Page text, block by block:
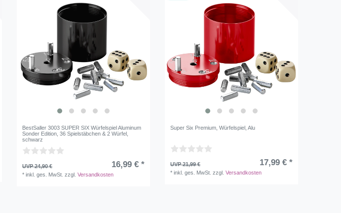
BestSaller 3003 SUPER SIX Würfelspiel Aluminum
Sonder Edition, 36 Spielstäbchen & 2 Würfel,
schwarz
UVP 24,90 € 16,99 € *
*inkl. ges. MwSt. zzgl.Versandkosten
Super Six Premium, Würfelspiel, Alu
UVP 21,99 € 17,99 € *
*inkl. ges. MwSt. zzgl.Versandkosten